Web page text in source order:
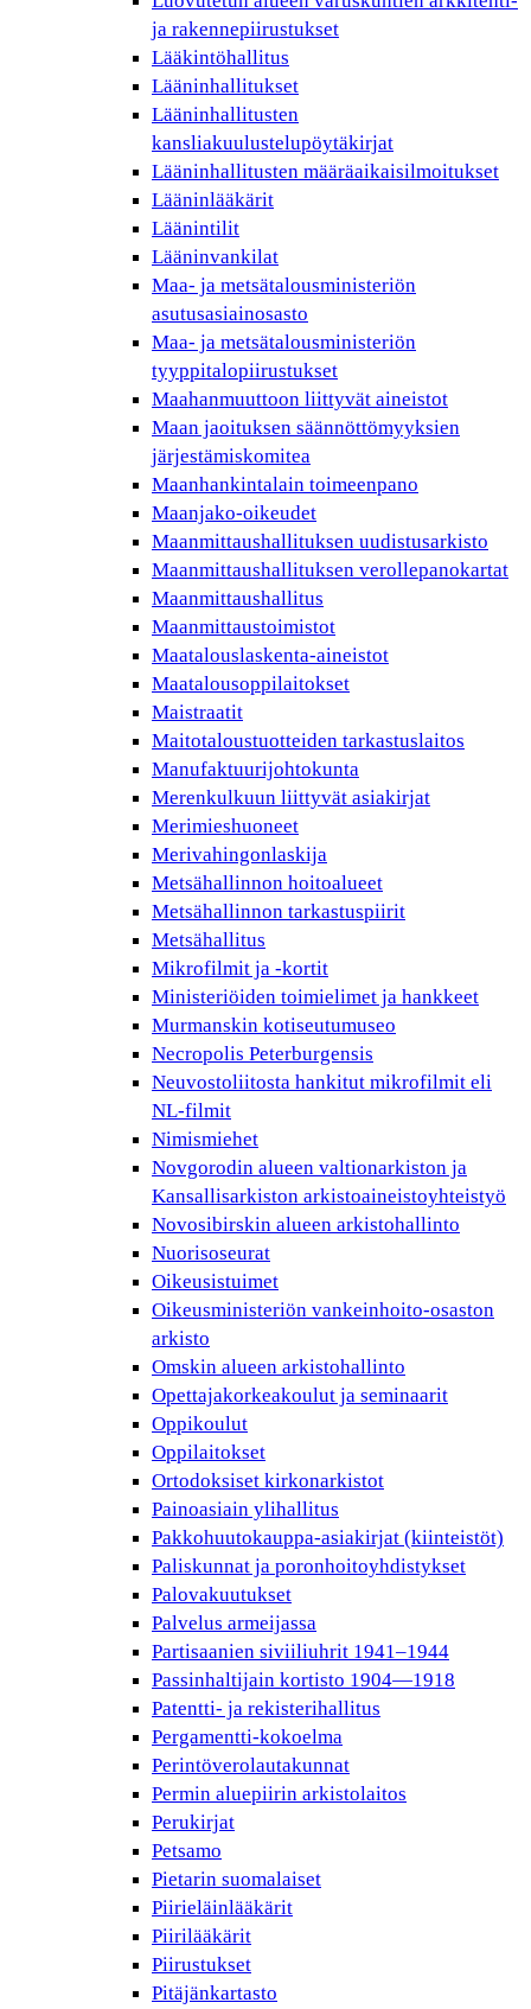
ja rakennepiirustukset
Lääkintöhallitus
Lääninhallitukset
Lääninhallitusten
kansliakuulustelupöytäkirjat
Lääninhallitusten määräaikaisilmoitukset
Lääninlääkärit
Läänintilit
Lääninvankilat
Maa- ja metsätalousministeriön
asutusasiainosasto
Maa- ja metsätalousministeriön
tyyppitalopiirustukset
Maahanmuuttoon liittyvät aineistot
Maan jaoituksen säännöttömyyksien
järjestämiskomitea
Maanhankintalain toimeenpano
Maanjako-oikeudet
Maanmittaushallituksen uudistusarkisto
Maanmittaushallituksen verollepanokartat
Maanmittaushallitus
Maanmittaustoimistot
Maatalouslaskenta-aineistot
Maatalousoppilaitokset
Maistraatit
Maitotaloustuotteiden tarkastuslaitos
Manufaktuurijohtokunta
Merenkulkuun liittyvät asiakirjat
Merimieshuoneet
Merivahingonlaskija
Metsähallinnon hoitoalueet
Metsähallinnon tarkastuspiirit
Metsähallitus
Mikrofilmit ja -kortit
Ministeriöiden toimielimet ja hankkeet
Murmanskin kotiseutumuseo
Necropolis Peterburgensis
Neuvostoliitosta hankitut mikrofilmit eli
NL-filmit
Nimismiehet
Novgorodin alueen valtionarkiston ja
Kansallisarkiston arkistoaineistoyhteistyö
Novosibirskin alueen arkistohallinto
Nuorisoseurat
Oikeusistuimet
Oikeusministeriön vankeinhoito-osaston
arkisto
Omskin alueen arkistohallinto
Opettajakorkeakoulut ja seminaarit
Oppikoulut
Oppilaitokset
Ortodoksiset kirkonarkistot
Painoasiain ylihallitus
Pakkohuutokauppa-asiakirjat (kiinteistöt)
Paliskunnat ja poronhoitoyhdistykset
Palovakuutukset
Palvelus armeijassa
Partisaanien siviiliuhrit 1941–1944
Passinhaltijain kortisto 1904—1918
Patentti- ja rekisterihallitus
Pergamentti-kokoelma
Perintöverolautakunnat
Permin aluepiirin arkistolaitos
Perukirjat
Petsamo
Pietarin suomalaiset
Piirieläinlääkärit
Piirilääkärit
Piirustukset
Pitäjänkartasto